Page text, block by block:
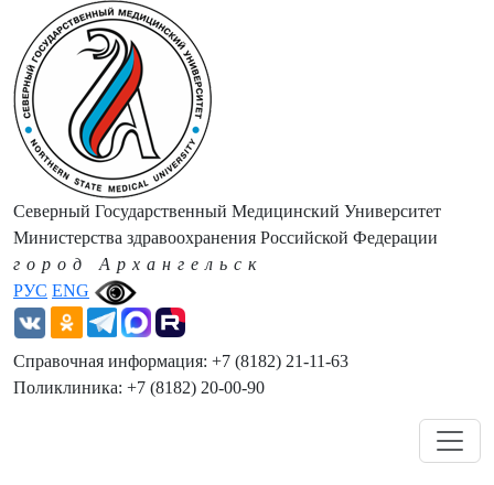
РУС ENG
Северный Государственный Медицинский Университет
Министерства здравоохранения Российской Федерации
город Архангельск
Справочная информация: +7 (8182) 21-11-63
Поликлиника: +7 (8182) 20-00-90